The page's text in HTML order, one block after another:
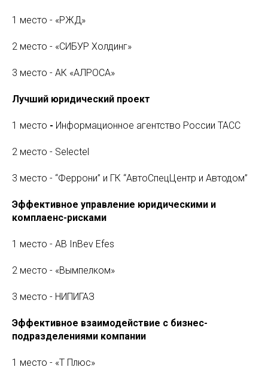
1 место - «РЖД»
2 место - «СИБУР Холдинг»
3 место - АК «АЛРОСА»
Лучший юридический проект
1 место - Информационное агентство России ТАСС
2 место - Selectel
3 место - “Феррони” и ГК “АвтоСпецЦентр и Автодом”
Эффективное управление юридическими и
комплаенс-рисками
1 место - AB InBev Efes
2 место - «Вымпелком»
3 место - НИПИГАЗ
Эффективное взаимодействие с бизнес-
подразделениями компании
1 место - «Т Плюс»